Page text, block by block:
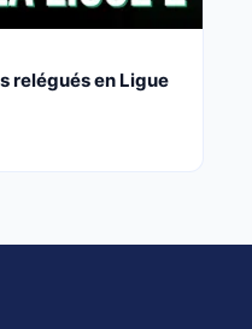
relégués en Ligue